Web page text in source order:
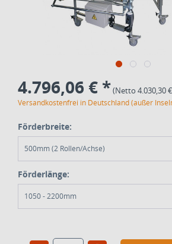
4.796,06 € *(Netto 4.030,30
Versandkostenfrei in Deutschland (außer
Förderbreite:
500mm (2 Rollen/Achse)
Förderlänge:
1050 - 2200mm